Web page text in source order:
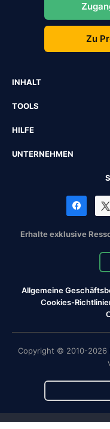
Zu
INHALT
TOOLS
HILFE
UNTERNEHMEN
Erhalte exklusive
Allgemeine
Cookies-
Copyright © 2010-2026